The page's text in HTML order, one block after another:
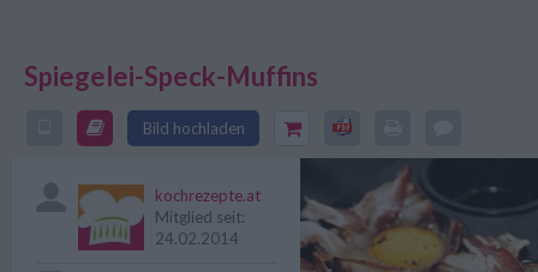
Spiegelei-Speck-Muffins
Bild hochladen
Die Spiegelei-Speck-Muffins
Egal ob zum Frühstück oder
kochrezepte.at
Mitglied seit:
24.02.2014